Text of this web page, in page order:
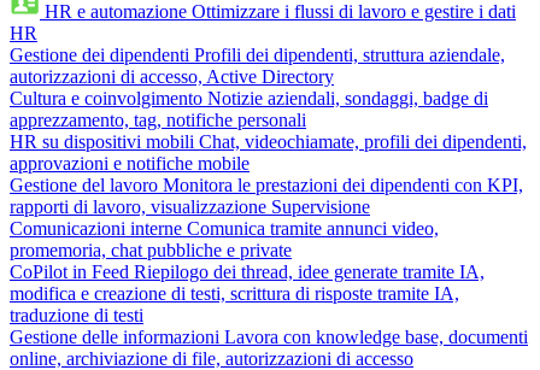
HR e automazione Ottimizzare i flussi di lavoro e gestire i dati
HR
Gestione dei dipendenti Profili dei dipendenti, struttura aziendale,
autorizzazioni di accesso, Active Directory
Cultura e coinvolgimento Notizie aziendali, sondaggi, badge di
apprezzamento, tag, notifiche personali
HR su dispositivi mobili Chat, videochiamate, profili dei dipendenti,
approvazioni e notifiche mobile
Gestione del lavoro Monitora le prestazioni dei dipendenti con KPI,
rapporti di lavoro, visualizzazione Supervisione
Comunicazioni interne Comunica tramite annunci video,
promemoria, chat pubbliche e private
CoPilot in Feed Riepilogo dei thread, idee generate tramite IA,
modifica e creazione di testi, scrittura di risposte tramite IA,
traduzione di testi
Gestione delle informazioni Lavora con knowledge base, documenti
online, archiviazione di file, autorizzazioni di accesso